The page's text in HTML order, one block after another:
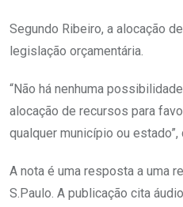
Segundo Ribeiro, a alocação
legislação orçamentária.
“Não há nenhuma
alocação de recursos para
qualquer município ou
A nota é uma resposta a uma
S.Paulo. A publicação cita